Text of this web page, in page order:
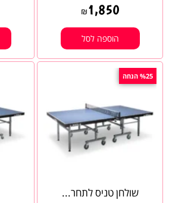
₪ 1,850
הוספה לסל
%25 הנחה
שולחן טניס לתחר...